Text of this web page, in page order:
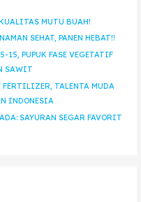
MUTU BUAH!
SEHAT, PANEN HEBAT!!
15, PUPUK FASE VEGETATIF
SAWIT
TALENTA MUDA
INDONESIA
SAYURAN SEGAR FAVORIT